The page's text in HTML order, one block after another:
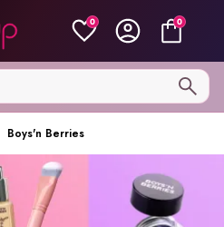
0 0
Boys'n Berries